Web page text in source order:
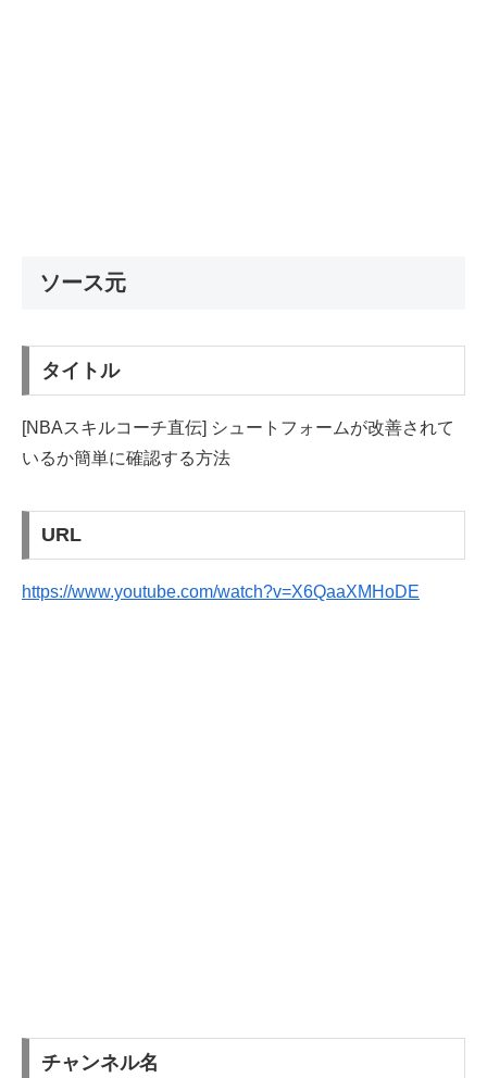
ソース元
タイトル
[NBAスキルコーチ直伝] シュートフォームが改善されて
いるか簡単に確認する方法
URL
https://www.youtube.com/watch?v=X6QaaXMHoDE
チャンネル名